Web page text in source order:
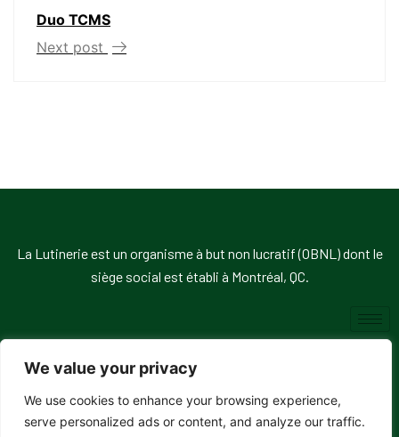
We value your privacy
We use cookies to enhance your browsing experience,
serve personalized ads or content, and analyze our traffic.
Duo TCMS
Next post
La Lutinerie est un organisme à but non lucratif (OBNL) dont le
siège social est établi à Montréal, QC.
© 2026, La Lutinerie. Tous droits réservés.